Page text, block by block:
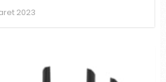
2023